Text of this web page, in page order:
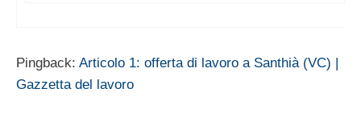
Pingback: Articolo 1: offerta di lavoro a Santhià (VC) |
Gazzetta del lavoro